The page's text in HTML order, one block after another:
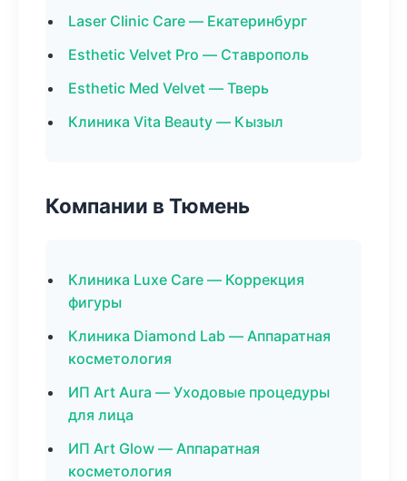
Laser Clinic Care — Екатеринбург
Esthetic Velvet Pro — Ставрополь
Esthetic Med Velvet — Тверь
Клиника Vita Beauty — Кызыл
Компании в Тюмень
Клиника Luxe Care — Коррекция
фигуры
Клиника Diamond Lab — Аппаратная
косметология
ИП Art Aura — Уходовые процедуры
для лица
ИП Art Glow — Аппаратная
косметология